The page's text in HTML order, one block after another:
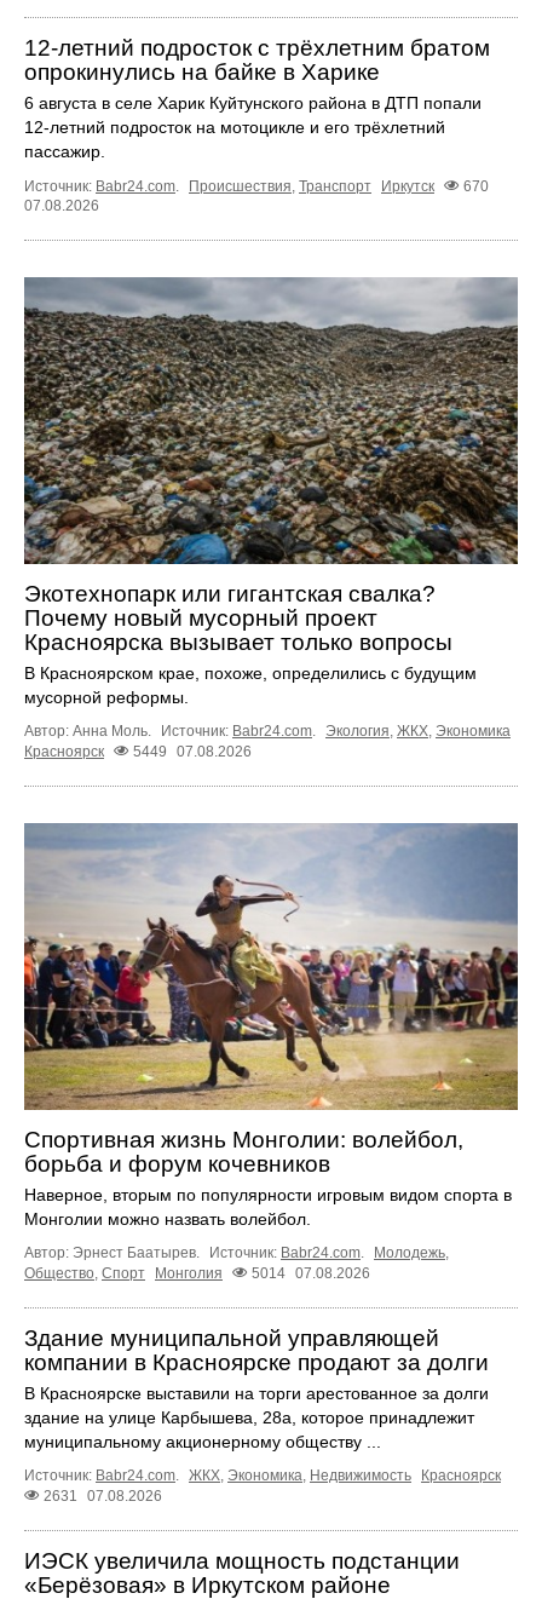
12‑летний подросток с трёхлетним братом
опрокинулись на байке в Харике
6 августа в селе Харик Куйтунского района в ДТП попали
12‑летний подросток на мотоцикле и его трёхлетний
пассажир.
Источник: Babr24.com. Происшествия, Транспорт Иркутск
670
07.08.2026
Экотехнопарк или гигантская свалка?
Почему новый мусорный проект
Красноярска вызывает только вопросы
В Красноярском крае, похоже, определились с будущим
мусорной реформы.
Автор: Анна Моль. Источник: Babr24.com. Экология, ЖКХ, Экономика
Красноярск
5449 07.08.2026
Спортивная жизнь Монголии: волейбол,
борьба и форум кочевников
Наверное, вторым по популярности игровым видом спорта в
Монголии можно назвать волейбол.
Автор: Эрнест Баатырев. Источник: Babr24.com Молодежь
Общество Спорт Монголия 5014 07.08.2026
Здание муниципальной управляющей
компании в Красноярске продают за долги
В Красноярске выставили на торги арестованное за долги
здание на улице Карбышева, 28а, которое принадлежит
муниципальному акционерному обществу ...
Источник: Babr24.com ЖКХ Экономика Недвижимость
Красноярск
2631
07.08.2026
ИЭСК увеличила мощность подстанции
«Берёзовая» в Иркутском районе